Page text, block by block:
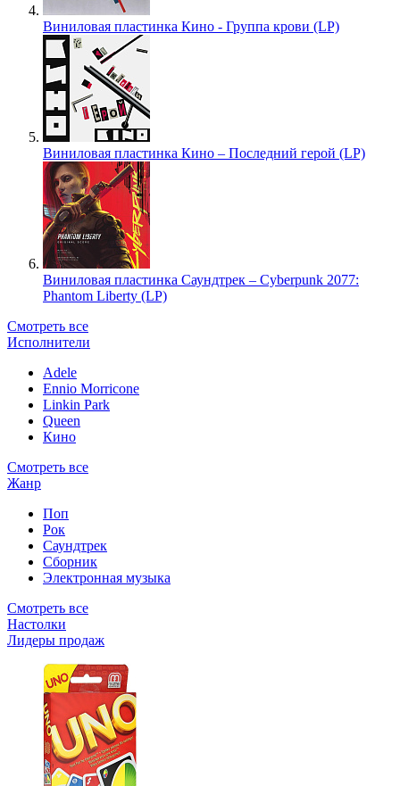
Виниловая пластинка Кино - Группа крови (LP)
Виниловая пластинка Кино – Последний герой (LP)
Виниловая пластинка Саундтрек – Cyberpunk 2077:
Phantom Liberty (LP)
Смотреть все
Исполнители
Adele
Ennio Morricone
Linkin Park
Queen
Кино
Смотреть все
Жанр
Поп
Рок
Саундтрек
Сборник
Электронная музыка
Смотреть все
Настолки
Лидеры продаж